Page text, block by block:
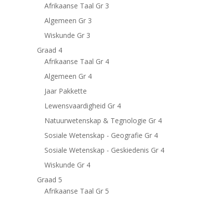
Afrikaanse Taal Gr 3
Algemeen Gr 3
Wiskunde Gr 3
Graad 4
Afrikaanse Taal Gr 4
Algemeen Gr 4
Jaar Pakkette
Lewensvaardigheid Gr 4
Natuurwetenskap & Tegnologie Gr 4
Sosiale Wetenskap - Geografie Gr 4
Sosiale Wetenskap - Geskiedenis Gr 4
Wiskunde Gr 4
Graad 5
Afrikaanse Taal Gr 5